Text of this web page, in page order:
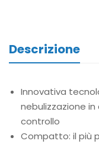
Descrizione
Innovativa
nebulizzazione
controllo
Compatto: il più